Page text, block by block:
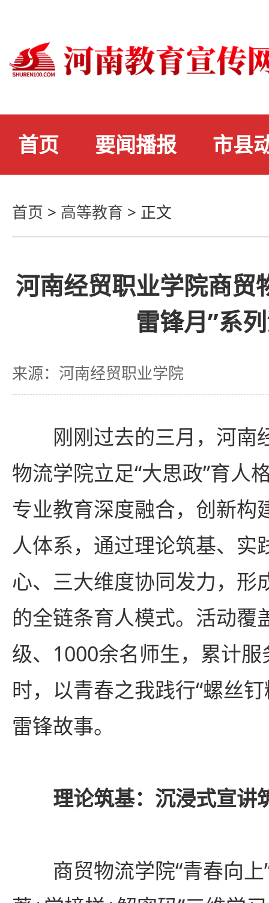
首页 要闻播报 市县
首页 > 高等教育 > 正文
河南经贸职业学院商贸
雷锋月”系
来源：河南经贸职业学院
刚刚过去的三月，河南
物流学院立足“大思政”育人
专业教育深度融合，创新构
人体系，通过理论筑基、实
心、三大维度协同发力，形
的全链条育人模式。活动覆
级、1000余名师生，累计
时，以青春之我践行“螺丝
雷锋故事。
理论筑基：沉浸式宣讲
商贸物流学院“青春向